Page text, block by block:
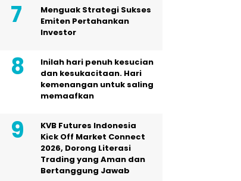
Menguak Strategi Sukses
Emiten Pertahankan
Investor
Inilah hari penuh kesucian
dan kesukacitaan. Hari
kemenangan untuk saling
memaafkan
KVB Futures Indonesia
Kick Off Market Connect
2026, Dorong Literasi
Trading yang Aman dan
Bertanggung Jawab